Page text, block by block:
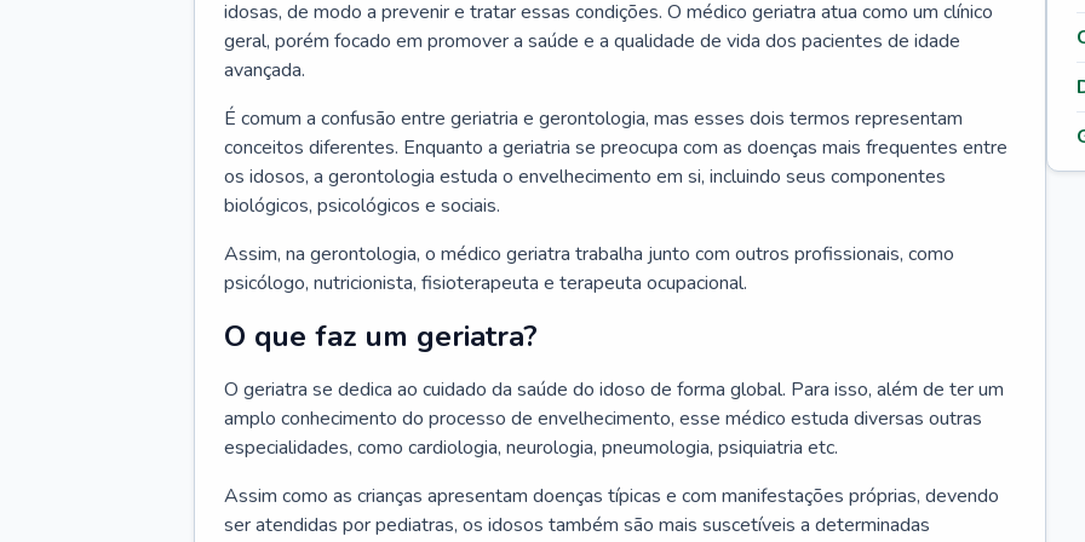
idosas, de modo a prevenir e tratar essas condições. O médico geriatra atua como um clínico
geral, porém focado em promover a saúde e a qualidade de vida dos pacientes de idade
avançada.
É comum a confusão entre geriatria e gerontologia, mas esses dois termos representam
conceitos diferentes. Enquanto a geriatria se preocupa com as doenças mais frequentes entre
os idosos, a gerontologia estuda o envelhecimento em si, incluindo seus componentes
biológicos, psicológicos e sociais.
Assim, na gerontologia, o médico geriatra trabalha junto com outros profissionais, como
psicólogo, nutricionista, fisioterapeuta e terapeuta ocupacional.
O que faz um geriatra?
O geriatra se dedica ao cuidado da saúde do idoso de forma global. Para isso, além de ter um
amplo conhecimento do processo de envelhecimento, esse médico estuda diversas outras
especialidades, como cardiologia, neurologia, pneumologia, psiquiatria etc.
Assim como as crianças apresentam doenças típicas e com manifestações próprias, devendo
ser atendidas por pediatras, os idosos também são mais suscetíveis a determinadas